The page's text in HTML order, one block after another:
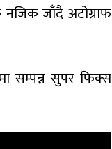
नजिक जाँदै अटोग्राफ
सम्पन्न सुपर फिक्स